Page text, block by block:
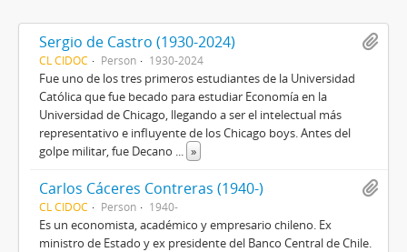
Sergio de Castro (1930-2024)
CL CIDOC Person 1930-2024
Fue uno de los tres primeros estudiantes de la Universidad
Católica que fue becado para estudiar Economía en la
Universidad de Chicago, llegando a ser el intelectual más
representativo e influyente de los Chicago boys. Antes del
golpe militar, fue Decano ... »
Carlos Cáceres Contreras (1940-)
CL CIDOC Person 1940-
Es un economista, académico y empresario chileno. Ex
ministro de Estado y ex presidente del Banco Central de Chile.